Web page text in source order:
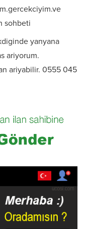
sohbeti
yanyana
ariyorum.
ariyabilir. 0555 045